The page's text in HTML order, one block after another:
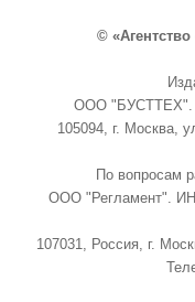
©
ООО "БУСТТЕХ".
105094, г. Москва,
По вопросам
ООО "Регламент".
107031, Россия, г.